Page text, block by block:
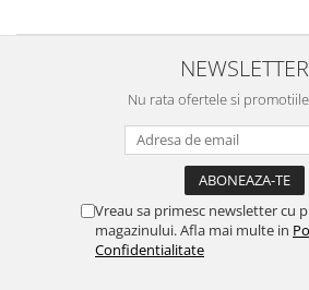
NEWSLETTER
Nu rata ofertele si
Vreau sa primesc newsletter cu
magazinului. Afla mai multe in
Confidentialitate